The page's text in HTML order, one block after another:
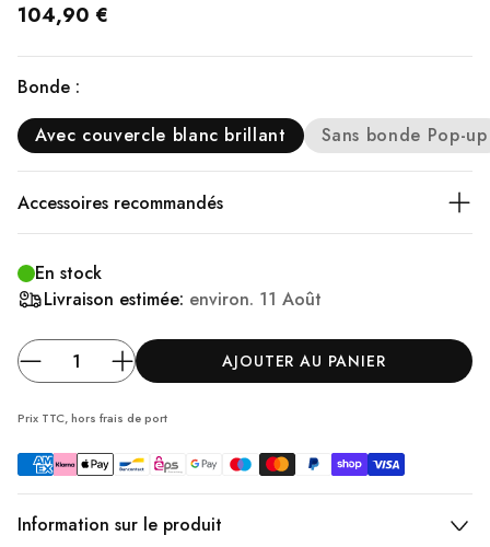
104,90 €
Bonde :
Avec couvercle blanc brillant
Sans bonde Pop-up
Accessoires recommandés
En stock
Livraison estimée: environ. 11 Août
AJOUTER AU PANIER
Prix TTC, hors frais de port
Information sur le produit